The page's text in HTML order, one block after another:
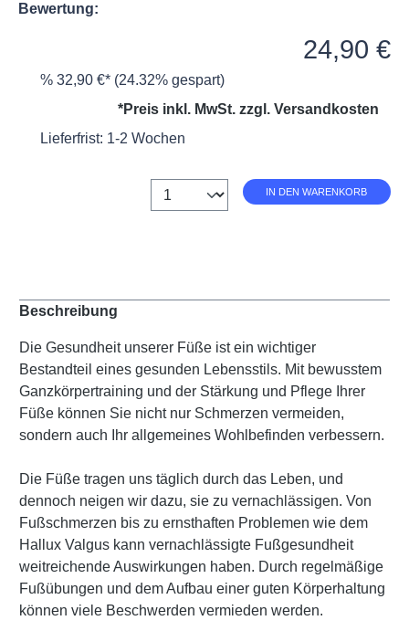
Bewertung:
24,90 €
% 32,90 €* (24.32% gespart)
*Preis inkl. MwSt. zzgl. Versandkosten
Lieferfrist: 1-2 Wochen
Anzahl IN DEN WARENKORB
Beschreibung
Die Gesundheit unserer Füße ist ein wichtiger
Bestandteil eines gesunden Lebensstils. Mit bewusstem
Ganzkörpertraining und der Stärkung und Pflege Ihrer
Füße können Sie nicht nur Schmerzen vermeiden,
sondern auch Ihr allgemeines Wohlbefinden verbessern.
Die Füße tragen uns täglich durch das Leben, und
dennoch neigen wir dazu, sie zu vernachlässigen. Von
Fußschmerzen bis zu ernsthaften Problemen wie dem
Hallux Valgus kann vernachlässigte Fußgesundheit
weitreichende Auswirkungen haben. Durch regelmäßige
Fußübungen und dem Aufbau einer guten Körperhaltung
können viele Beschwerden vermieden werden.